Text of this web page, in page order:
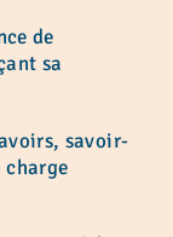
de
sa
savoir-